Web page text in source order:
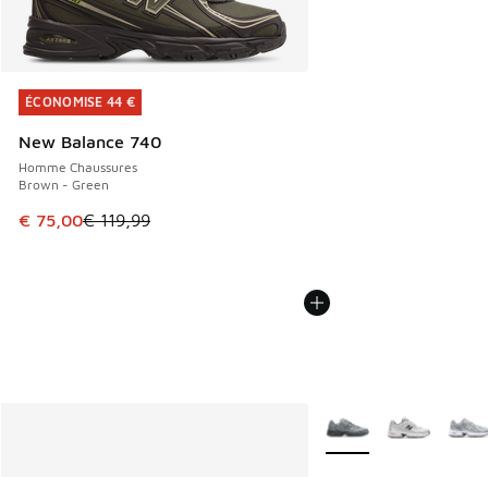
ÉCONOMISE 44 €
New Balance 740
Homme Chaussures
Brown - Green
Cet article est en promotion. Prix en baisse de € 119,99 à
€ 75,00€ 119,99
ÉCONOMISE 44 €
Plus de couleurs